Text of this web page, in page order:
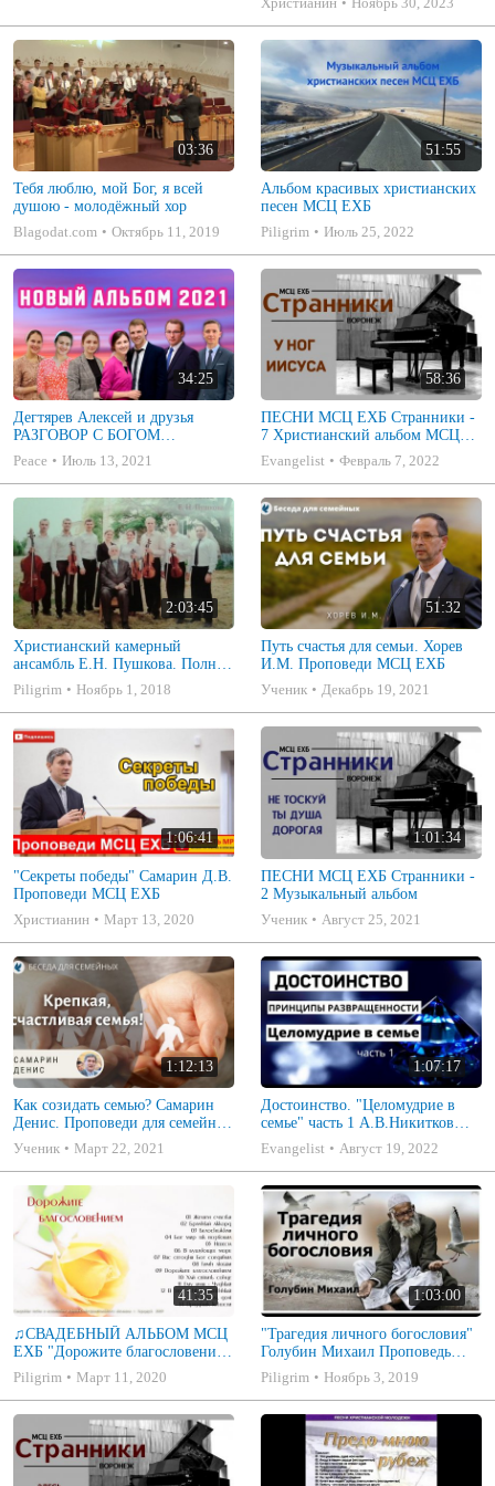
03:36
Тебя люблю, мой Бог, я всей
душою - молодёжный хор
Blagodat.com
Октябрь 11, 2019
51:55
Альбом красивых христианских
песен МСЦ ЕХБ
Piligrim
Июль 25, 2022
34:25
Дегтярев Алексей и друзья
РАЗГОВОР С БОГОМ
Христианские песни МСЦ ЕХБ
2021 (7я)
Peace Июль 13, 2021
58:36
ПЕСНИ МСЦ ЕХБ Странники -
7 Христианский альбом МСЦ
ЕХБ
Evangelist Февраль 7, 2022
2:03:45
Христианский камерный
ансамбль Е.Н. Пушкова. Полное
собрание
Piligrim Ноябрь 1, 2018
51:32
Путь счастья для семьи. Хорев
И.М. Проповеди МСЦ ЕХБ
Ученик
Декабрь 19, 2021
1:06:41
"Секреты победы" Самарин Д.В.
Проповеди МСЦ ЕХБ
Христианин
Март 13, 2020
1:01:34
ПЕСНИ МСЦ ЕХБ Странники -
2 Музыкальный альбом
Ученик
Август 25, 2021
1:12:13
Как созидать семью? Самарин
Денис. Проповеди для семейных
МСЦ ЕХБ
Ученик Март 22, 2021
1:07:17
Достоинство. "Целомудрие в
семье" часть 1 А.В.Никитков
Беседа для семейных МСЦ ЕХБ
Evangelist Август 19, 2022
41:35
♫СВАДЕБНЫЙ АЛЬБОМ МСЦ
ЕХБ "Дорожите благословением
- Христианские песни.
Музыкальный диск. Псалмы
Piligrim Март 11, 2020
1:03:00
"Трагедия личного богословия"
Голубин Михаил Проповедь
2019
Piligrim Ноябрь 3, 2019